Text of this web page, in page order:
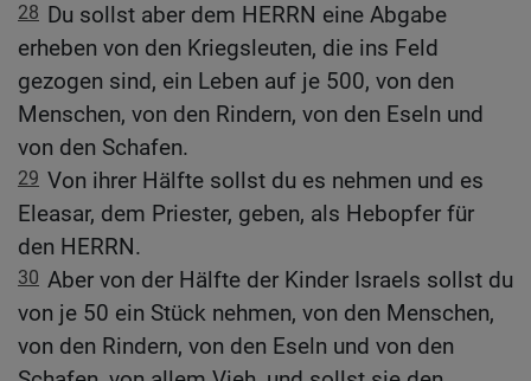
28 Du sollst aber dem HERRN eine Abgabe
erheben von den Kriegsleuten, die ins Feld
gezogen sind, ein Leben auf je 500, von den
Menschen, von den Rindern, von den Eseln und
von den Schafen.
29 Von ihrer Hälfte sollst du es nehmen und es
Eleasar, dem Priester, geben, als Hebopfer für
den HERRN.
30 Aber von der Hälfte der Kinder Israels sollst du
von je 50 ein Stück nehmen, von den Menschen,
von den Rindern, von den Eseln und von den